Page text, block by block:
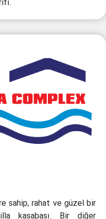
sahip, rahat ve güzel bir
kasabası. Bir diğer